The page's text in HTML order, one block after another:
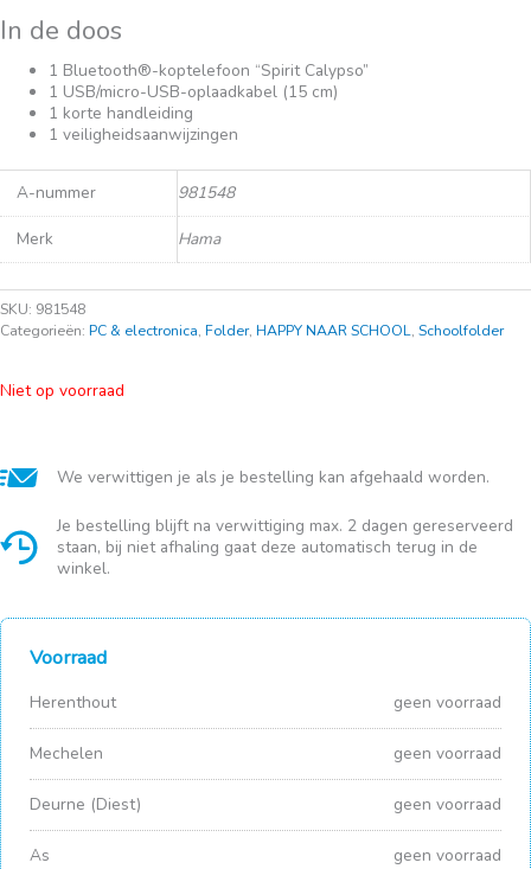
In de doos
1 Bluetooth®-koptelefoon “Spirit Calypso”
1 USB/micro-USB-oplaadkabel (15 cm)
1 korte handleiding
1 veiligheidsaanwijzingen
A-nummer 981548
Merk Hama
SKU: 981548
Categorieën: PC & electronica, Folder, HAPPY NAAR SCHOOL, Schoolfolder
Niet op voorraad
We verwittigen je als je bestelling kan afgehaald worden.
Je bestelling blijft na verwittiging max. 2 dagen gereserveerd
staan, bij niet afhaling gaat deze automatisch terug in de
winkel.
Voorraad
Herenthout geen voorraad
Mechelen geen voorraad
Deurne (Diest) geen voorraad
As geen voorraad